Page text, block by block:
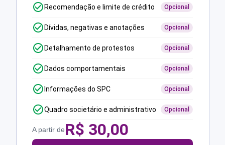
Recomendação e limite de crédito Opcional
Dívidas, negativas e anotações Opcional
Detalhamento de protestos Opcional
Dados comportamentais Opcional
Informações do SPC Opcional
Quadro societário e administrativo Opcional
A partir deR$ 30,00